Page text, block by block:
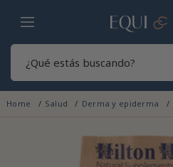
Hogar
Home Salud Derma y epiderma